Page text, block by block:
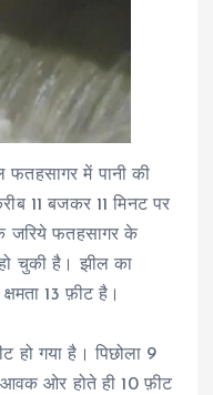
फतहसागर में पानी की
11 बजकर 11 मिनट पर
के जरिये फतहसागर के
चुकी है। झील का
13 फ़ीट है।
हो गया है। पिछोला 9
आवक ओर होते ही 10 फ़ीट